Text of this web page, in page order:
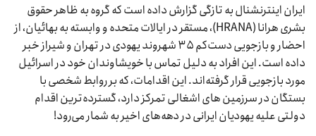
ایران اینترنشنال به تازگی گزارش داده است که گروه به ظاهر حقوق
بشری هرانا (HRANA)، مستقر در ایالات متحده و وابسته به بهائیان، از
احضار و بازجویی دست‌کم ۳۵ شهروند یهودی در تهران و شیراز خبر
داده است. این افراد به دلیل تماس با خویشاوندان خود در اسرائیل
مورد بازجویی قرار گرفته‌اند. این اقدامات، که بر روابط شخصی با
بستگان در سرزمین های اشغالی تمرکز دارد، گسترده‌ترین اقدام
دولتی علیه یهودیان ایرانی در دهه‌های اخیر به شمار می‌رود!